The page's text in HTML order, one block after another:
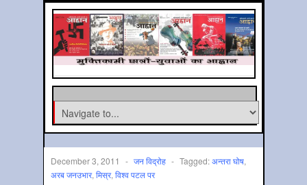
December 3, 2011 - जन विद्रोह - Tagged:अन्‍तरा घोष,
अरब जनउभार, मिस्र, विश्‍व पटल पर